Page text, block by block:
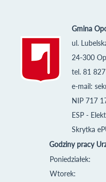
Gmina
ul.
24-300
tel. 81
e-mail:
NIP 717
ESP -
Skrytka
Godziny pracy
Poniedziałek:
Wtorek: